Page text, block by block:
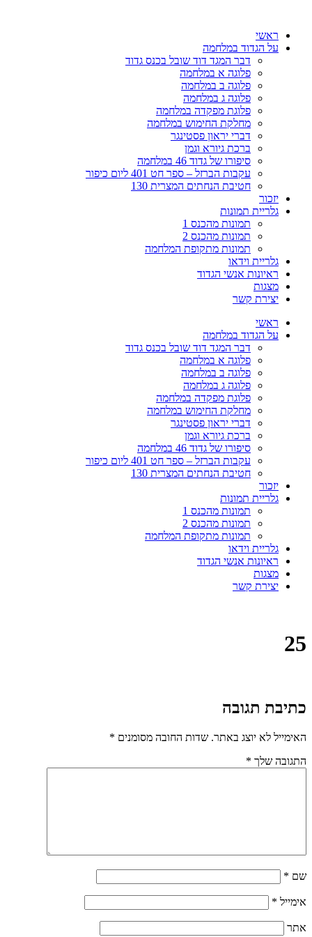
ראשי
על הגדוד במלחמה
דבר המגד דוד שובל בכנס גדוד
פלוגה א במלחמה
פלוגה ב במלחמה
פלוגה ג במלחמה
פלוגת מפקדה במלחמה
מחלקת החימוש במלחמה
דברי יראון פסטינגר
ברכת גיורא וגמן
סיפורו של גדוד 46 במלחמה
עקבות הברזל – ספר חט 401 ליום כיפור
חטיבת הנחתים המצרית 130
יזכור
גלריית תמונות
תמונות מהכנס 1
תמונות מהכנס 2
תמונות מתקופת המלחמה
גלריית וידאו
ראיונות אנשי הגדוד
מצגות
יצירת קשר
ראשי
על הגדוד במלחמה
דבר המגד דוד שובל בכנס גדוד
פלוגה א במלחמה
פלוגה ב במלחמה
פלוגה ג במלחמה
פלוגת מפקדה במלחמה
מחלקת החימוש במלחמה
דברי יראון פסטינגר
ברכת גיורא וגמן
סיפורו של גדוד 46 במלחמה
עקבות הברזל – ספר חט 401 ליום כיפור
חטיבת הנחתים המצרית 130
יזכור
גלריית תמונות
תמונות מהכנס 1
תמונות מהכנס 2
תמונות מתקופת המלחמה
גלריית וידאו
ראיונות אנשי הגדוד
מצגות
יצירת קשר
25
כתיבת תגובה
האימייל לא יוצג באתר. שדות החובה מסומנים *
התגובה שלך *
שם *
אימייל *
אתר